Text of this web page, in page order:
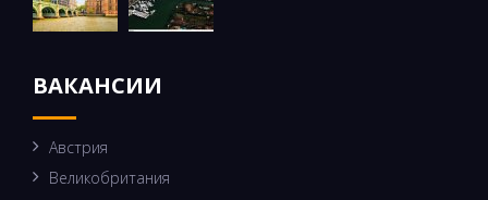
ВАКАНСИИ
Австрия
Великобритания